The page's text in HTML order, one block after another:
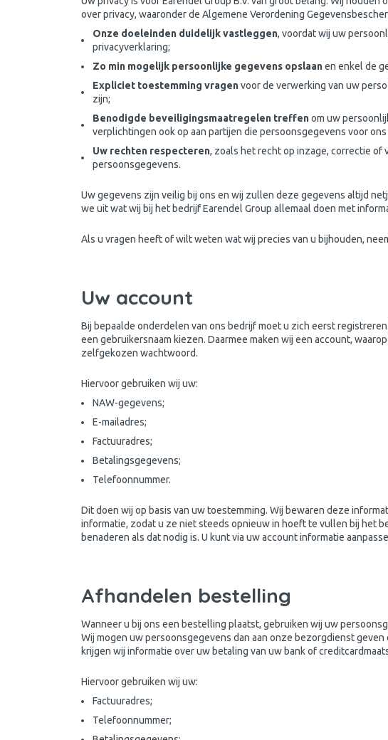
over privacy, waaronder de Algemene Verordening
Onze doeleinden duidelijk vastleggen, voordat wij uw
privacyverklaring;
Zo min mogelijk persoonlijke gegevens opslaanen enkel de
Expliciet toestemming vragenvoor de verwerking van uw
zijn;
Benodigde beveiligingsmaatregelen treffenom uw
verplichtingen ook op aan partijen die persoonsgegevens voor
Uw rechten respecteren, zoals het recht op inzage, correctie of
persoonsgegevens.
Uw gegevens zijn veilig bij ons en wij zullen deze gegevens altijd
we uit wat wij bij het bedrijf Earendel Group allemaal doen met
Als u vragen heeft of wilt weten wat wij precies van u bijhouden,
Uw account
Bij bepaalde onderdelen van ons bedrijf moet u zich eerst
een gebruikersnaam kiezen. Daarmee maken wij een account,
zelfgekozen wachtwoord.
Hiervoor gebruiken wij uw:
NAW-gegevens;
E-mailadres;
Factuuradres;
Betalingsgegevens;
Telefoonnummer.
Dit doen wij op basis van uw toestemming. Wij bewaren deze
informatie, zodat u ze niet steeds opnieuw in hoeft te vullen bij het
benaderen als dat nodig is. U kunt via uw account informatie
Afhandelen bestelling
Wanneer u bij ons een bestelling plaatst, gebruiken wij uw
Wij mogen uw persoonsgegevens dan aan onze bezorgdienst
krijgen wij informatie over uw betaling van uw bank of
Hiervoor gebruiken wij uw:
Factuuradres;
Telefoonnummer;